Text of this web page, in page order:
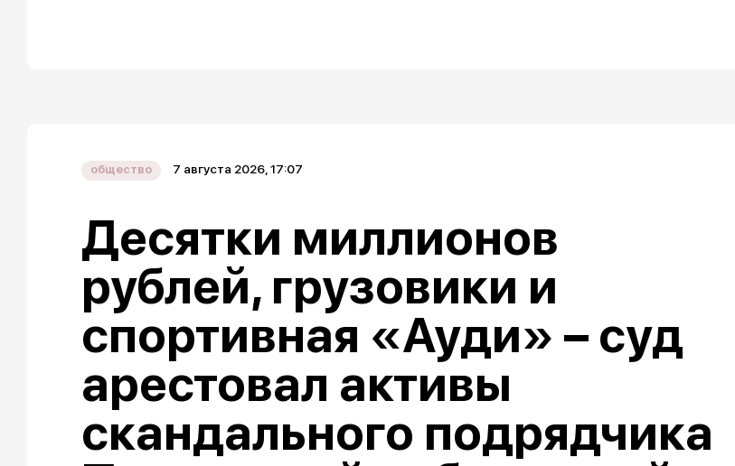
общество 7 августа 2026, 17:07
Десятки миллионов
рублей, грузовики и
спортивная «Ауди» – суд
арестовал активы
скандального подрядчика